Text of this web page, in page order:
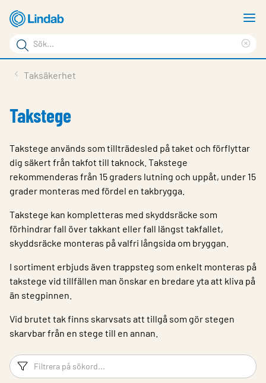
Hoppa
till
huvudinnehållet
Sökord
Sök
på
Service & Support
Om Lindab
Kontakt
Logga in
Choose languge
Sweden
Taksäkerhet
Takstege
Takstege används som tillträdesled på taket och förflyttar
dig säkert från takfot till taknock. Takstege
rekommenderas från 15 graders lutning och uppåt, under 15
grader monteras med fördel en takbrygga.
Takstege kan kompletteras med skyddsräcke som
förhindrar fall över takkant eller fall längst takfallet,
skyddsräcke monteras på valfri långsida om bryggan.
I sortiment erbjuds även trappsteg som enkelt monteras på
takstege vid tillfällen man önskar en bredare yta att kliva på
än stegpinnen.
Vid brutet tak finns skarvsats att tillgå som gör stegen
skarvbar från en stege till en annan.
Filtreringsord